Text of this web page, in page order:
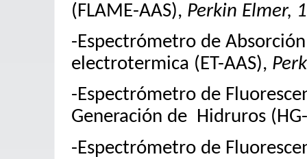
(FLAME-AAS), Perkin Elmer,
-Espectrómetro de
electrotermica (ET-AAS),
-Espectrómetro de
Generación de Hidruros
-Espectrómetro de